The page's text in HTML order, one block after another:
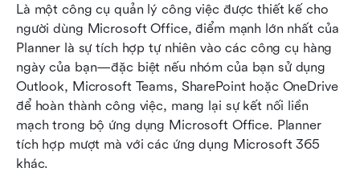
Là một công cụ quản lý công việc được thiết kế cho
người dùng Microsoft Office, điểm mạnh lớn nhất của
Planner là sự tích hợp tự nhiên vào các công cụ hàng
ngày của bạn—đặc biệt nếu nhóm của bạn sử dụng
Outlook, Microsoft Teams, SharePoint hoặc OneDrive
để hoàn thành công việc, mang lại sự kết nối liền
mạch trong bộ ứng dụng Microsoft Office. Planner
tích hợp mượt mà với các ứng dụng Microsoft 365
khác.